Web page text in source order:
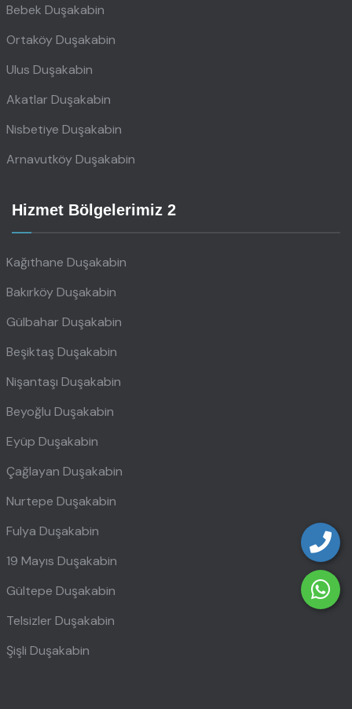
Bebek Duşakabin
Ortaköy Duşakabin
Ulus Duşakabin
Akatlar Duşakabin
Nisbetiye Duşakabin
Arnavutköy Duşakabin
Hizmet Bölgelerimiz 2
Kağıthane Duşakabin
Bakırköy Duşakabin
Gülbahar Duşakabin
Beşiktaş Duşakabin
Nişantaşı Duşakabin
Beyoğlu Duşakabin
Eyüp Duşakabin
Çağlayan Duşakabin
Nurtepe Duşakabin
Fulya Duşakabin
19 Mayıs Duşakabin
Gültepe Duşakabin
Telsizler Duşakabin
Şişli Duşakabin